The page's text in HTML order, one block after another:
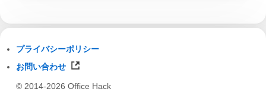
プライバシーポリシー
お問い合わせ
© 2014-2026 Office Hack